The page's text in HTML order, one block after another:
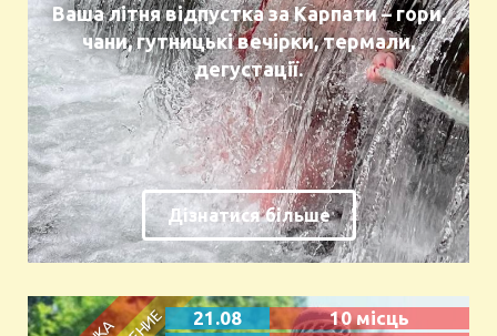
Ваша літня відпустка за Карпати – гори,
чани, гутницькі вечірки, термали,
дегустації.
Дізнатися більше
21.08
10 місць